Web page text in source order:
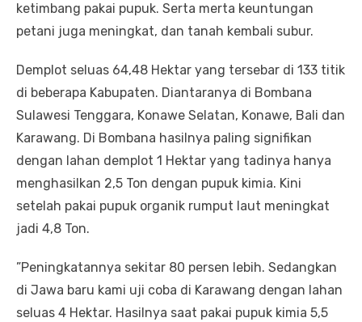
ketimbang pakai pupuk. Serta merta keuntungan
petani juga meningkat, dan tanah kembali subur.
Demplot seluas 64,48 Hektar yang tersebar di 133 titik
di beberapa Kabupaten. Diantaranya di Bombana
Sulawesi Tenggara, Konawe Selatan, Konawe, Bali dan
Karawang. Di Bombana hasilnya paling signifikan
dengan lahan demplot 1 Hektar yang tadinya hanya
menghasilkan 2,5 Ton dengan pupuk kimia. Kini
setelah pakai pupuk organik rumput laut meningkat
jadi 4,8 Ton.
”Peningkatannya sekitar 80 persen lebih. Sedangkan
di Jawa baru kami uji coba di Karawang dengan lahan
seluas 4 Hektar. Hasilnya saat pakai pupuk kimia 5,5